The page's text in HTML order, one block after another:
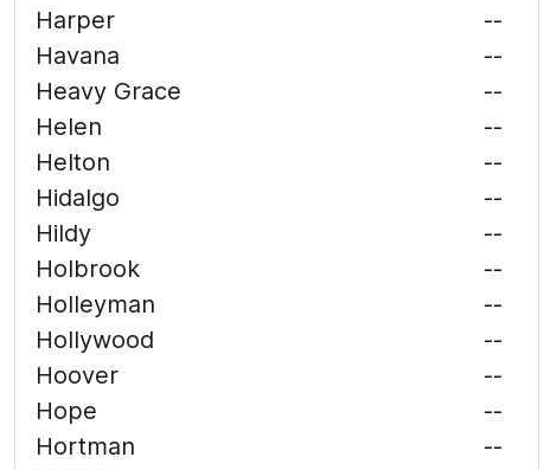
Harper
--
Havana
--
Heavy Grace
--
Helen
--
Helton
--
Hidalgo
--
Hildy
--
Holbrook
--
Holleyman
--
Hollywood
--
Hoover
--
Hope
--
Hortman
--